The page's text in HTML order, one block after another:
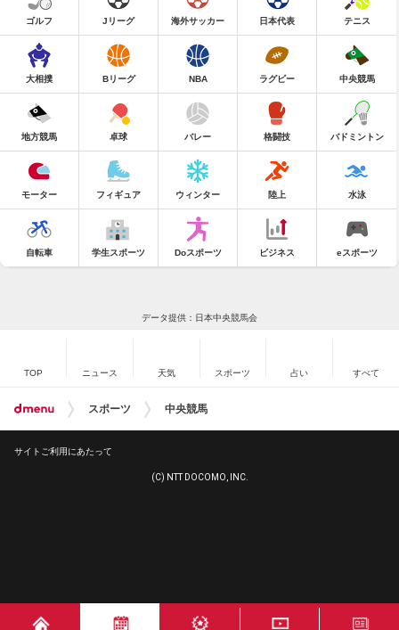
ゴルフ Jリーグ 海外サッカー 日本代表 テニス
大相撲 Bリーグ NBA ラグビー 中央競馬
地方競馬 卓球 バレー 格闘技 バドミントン
モーター フィギュア ウィンター 陸上 水泳
自転車 学生スポーツ Doスポーツ ビジネス eスポーツ
データ提供：日本中央競馬会
TOP ニュース 天気 スポーツ 占い すべて
スポーツ 中央競馬
サイトご利用にあたって
(C) NTT DOCOMO, INC.